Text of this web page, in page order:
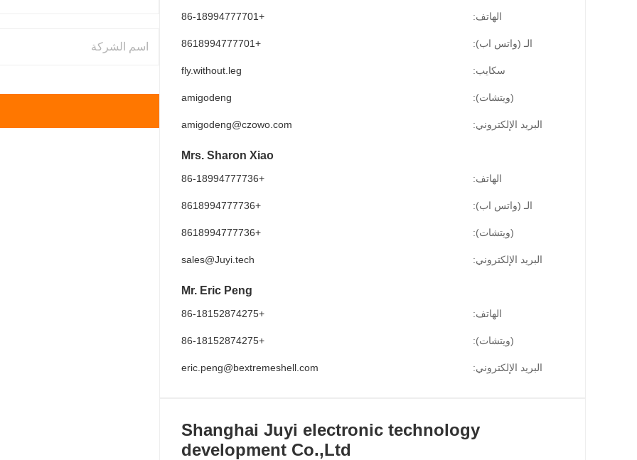
الهاتف: +86-18994777701
الـ (واتس اب): +8618994777701
سكايب: fly.without.leg
(ويتشات): amigodeng
البريد الإلكتروني: amigodeng@czowo.com
Mrs. Sharon Xiao
الهاتف: +86-18994777736
الـ (واتس اب): +8618994777736
(ويتشات): +8618994777736
البريد الإلكتروني: sales@Juyi.tech
Mr. Eric Peng
الهاتف: +86-18152874275
(ويتشات): +86-18152874275
البريد الإلكتروني: eric.peng@bextremeshell.com
Shanghai Juyi electronic technology
development Co.,Ltd